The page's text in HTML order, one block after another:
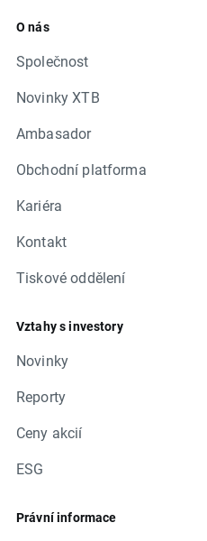
O nás
Společnost
Novinky XTB
Ambasador
Obchodní platforma
Kariéra
Kontakt
Tiskové oddělení
Vztahy s investory
Novinky
Reporty
Ceny akcií
ESG
Právní informace